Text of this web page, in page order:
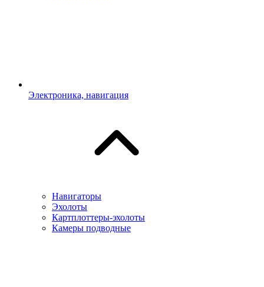
Электроника, навигация
Навигаторы
Эхолоты
Картплоттеры-эхолоты
Камеры подводные